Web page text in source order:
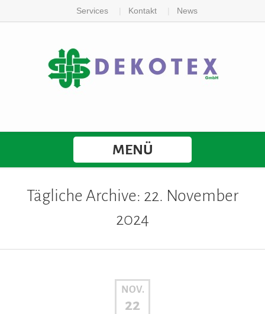
Services Kontakt News
MENÜ
Tägliche Archive: 22. November
2024
NOV.
22